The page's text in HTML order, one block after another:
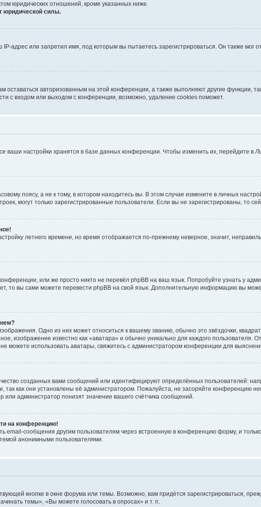
юридических отношений, кроме указанных ниже.
юридической силы.
адрес или запретил имя, под которым вы пытаетесь зарегистрироваться. Он также мог
оставаться авторизованным на этой конференции, а также выполняют другие функции,
с входом или выходом с конференции, возможно, удаление cookies поможет.
ваши настройки хранятся в базе данных конференции. Чтобы изменить их, перейдите в
поясу, а не к тому, в котором находитесь вы. В этом случае измените в личных
могут только зарегистрированные пользователи. Если вы не зарегистрированы, то
летнего времени, но время отображается по-прежнему неверное, значит,
или же просто никто не перевёл phpBB на ваш язык. Попробуйте узнать у
то вы сами можете перевести phpBB на свой язык. Дополнительную информацию вы
Одно из них может относиться к вашему званию, обычно это звёздочки,
изображение известно как «аватара» и обычно уникально для каждого пользователя.
можете использовать аватары, свяжитесь с администратором конференции для
созданных вами сообщений или идентифицируют определённых пользователей:
как они установлены её администратором. Пожалуйста, не засоряйте конференцию
администратор понизят значение вашего счётчика сообщений.
на конференцию!
email-сообщения другим пользователям через встроенную в конференцию форму, и
анонимными пользователями.
кнопке в окне форума или темы. Возможно, вам придётся зарегистрироваться,
темы», «Вы можете голосовать в опросах» и т. п.